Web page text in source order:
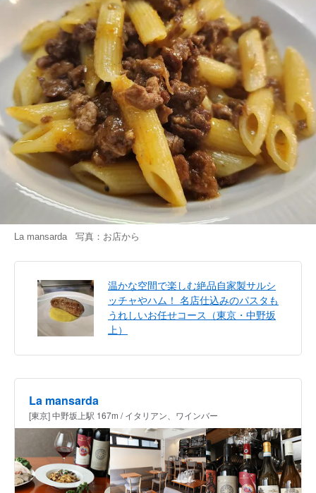
La mansarda 写真：お店から
温かな空間で楽しむ絶品自家製サルシ
ッチャやハム！ 名店仕込みのパスタも
うれしいお任せコース（東京・中野坂
上）
La mansarda
[東京] 中野坂上駅 167m / イタリアン、ワインバー